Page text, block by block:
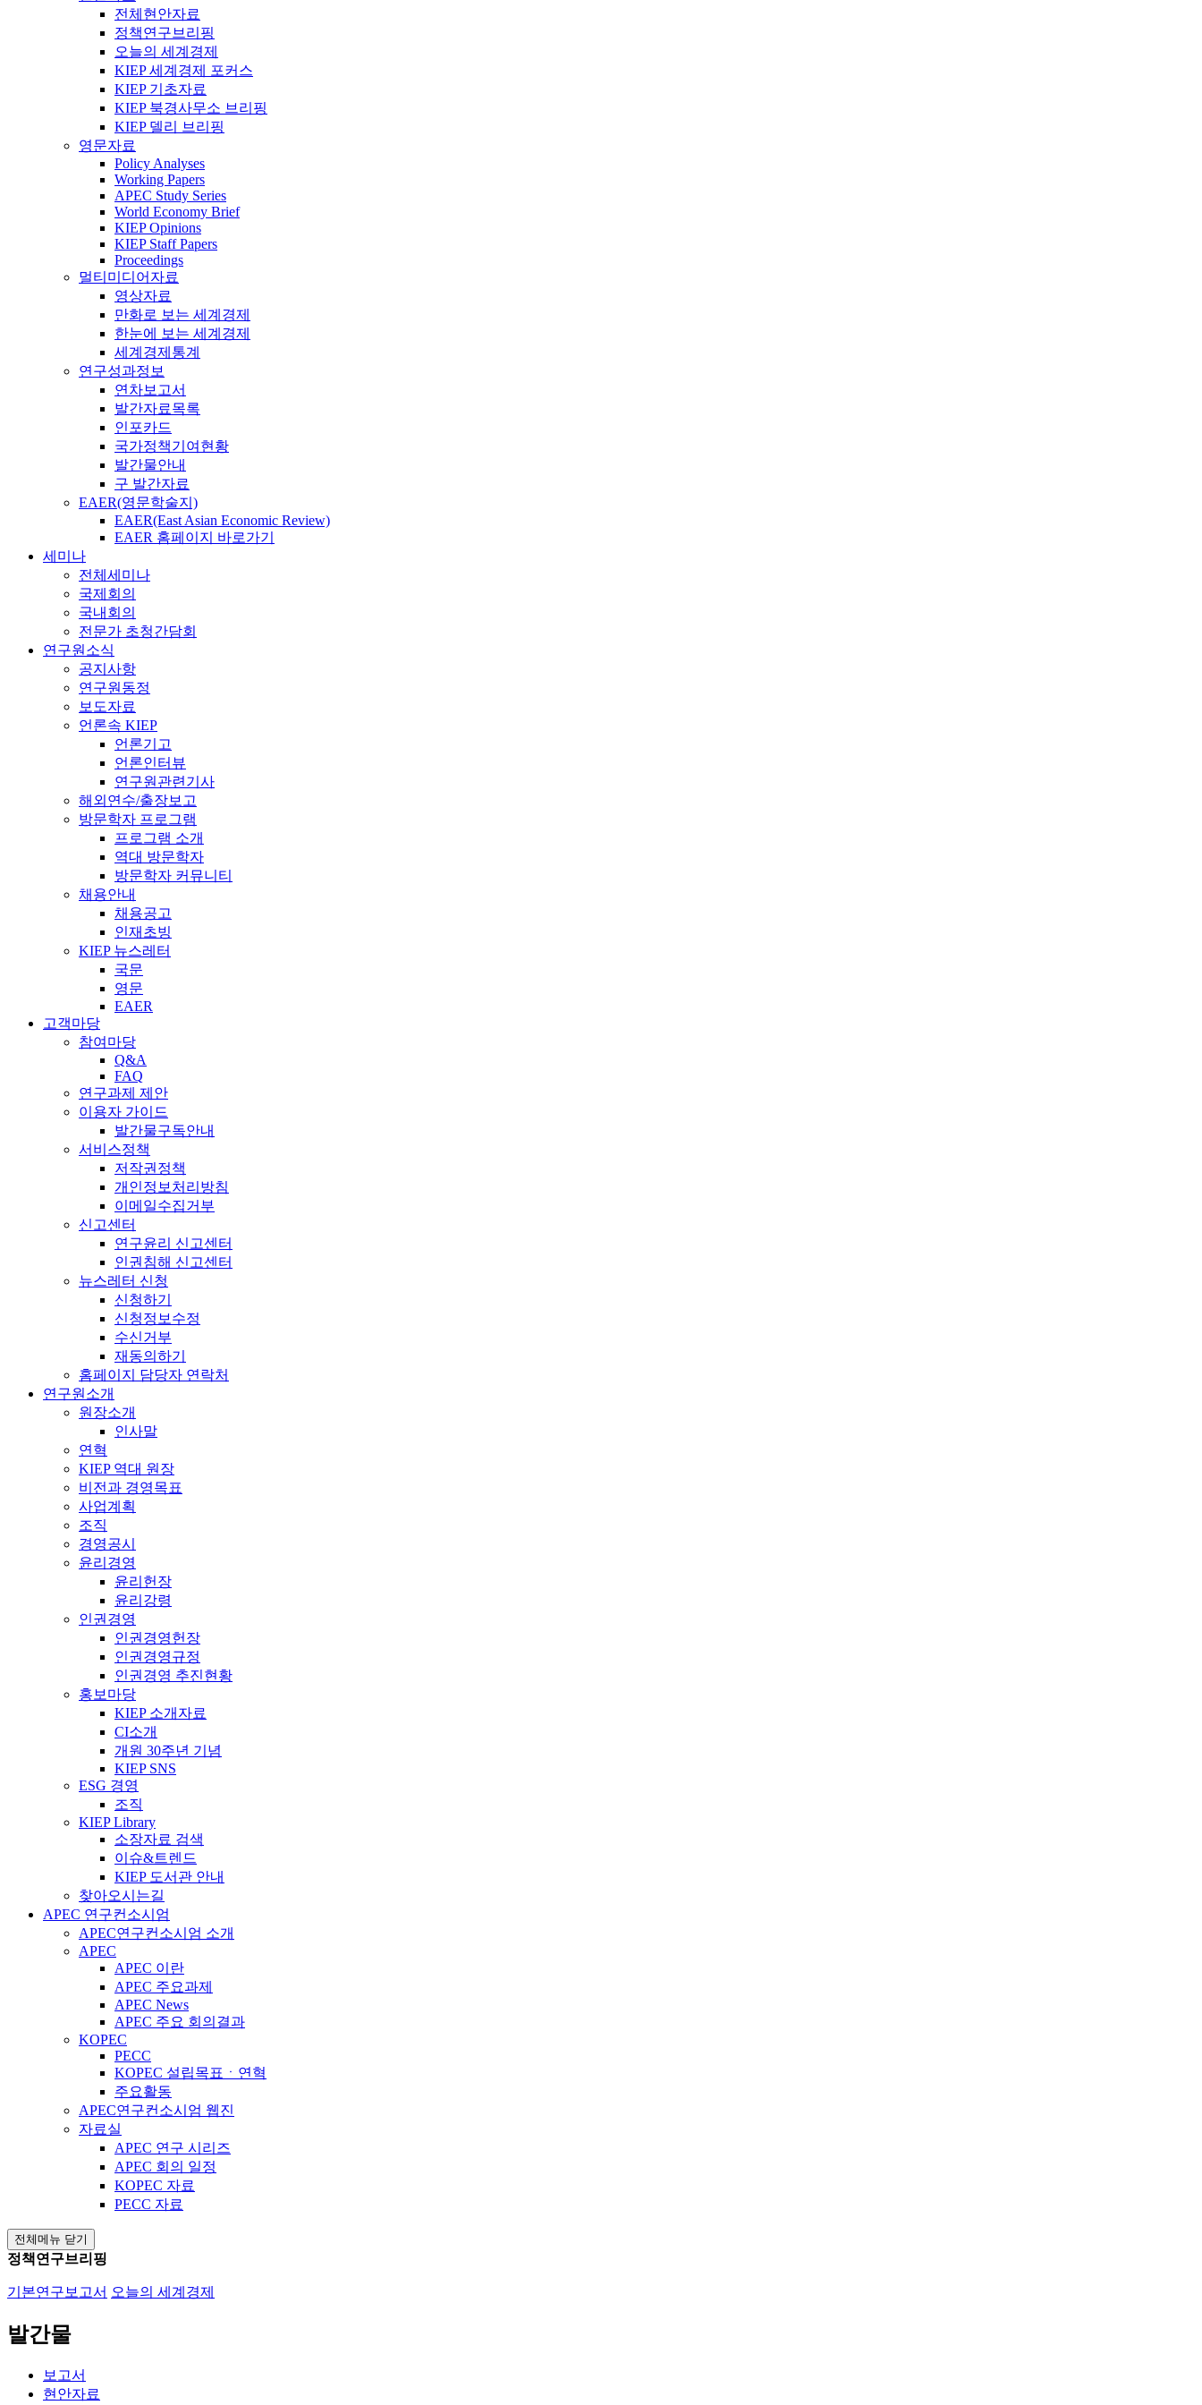
전체현안자료
정책연구브리핑
오늘의 세계경제
KIEP 세계경제 포커스
KIEP 기초자료
KIEP 북경사무소 브리핑
KIEP 델리 브리핑
영문자료
Policy Analyses
Working Papers
APEC Study Series
World Economy Brief
KIEP Opinions
KIEP Staff Papers
Proceedings
멀티미디어자료
영상자료
만화로 보는 세계경제
한눈에 보는 세계경제
세계경제통계
연구성과정보
연차보고서
발간자료목록
인포카드
국가정책기여현황
발간물안내
구 발간자료
EAER(영문학술지)
EAER(East Asian Economic Review)
EAER 홈페이지 바로가기
세미나
전체세미나
국제회의
국내회의
전문가 초청간담회
연구원소식
공지사항
연구원동정
보도자료
언론속 KIEP
언론기고
언론인터뷰
연구원관련기사
해외연수/출장보고
방문학자 프로그램
프로그램 소개
역대 방문학자
방문학자 커뮤니티
채용안내
채용공고
인재초빙
KIEP 뉴스레터
국문
영문
EAER
고객마당
참여마당
Q&A
FAQ
연구과제 제안
이용자 가이드
발간물구독안내
서비스정책
저작권정책
개인정보처리방침
이메일수집거부
신고센터
연구윤리 신고센터
인권침해 신고센터
뉴스레터 신청
신청하기
신청정보수정
수신거부
재동의하기
홈페이지 담당자 연락처
연구원소개
원장소개
인사말
연혁
KIEP 역대 원장
비전과 경영목표
사업계획
조직
경영공시
윤리경영
윤리헌장
윤리강령
인권경영
인권경영헌장
인권경영규정
인권경영 추진현황
홍보마당
KIEP 소개자료
CI소개
개원 30주년 기념
KIEP SNS
ESG 경영
조직
KIEP Library
소장자료 검색
이슈&트렌드
KIEP 도서관 안내
찾아오시는길
APEC 연구컨소시엄
APEC연구컨소시엄 소개
APEC
APEC 이란
APEC 주요과제
APEC News
APEC 주요 회의결과
KOPEC
PECC
KOPEC 설립목표ㆍ연혁
주요활동
APEC연구컨소시엄 웹진
자료실
APEC 연구 시리즈
APEC 회의 일정
KOPEC 자료
PECC 자료
전체메뉴 닫기
정책연구브리핑
기본연구보고서 오늘의 세계경제
발간물
보고서
현안자료